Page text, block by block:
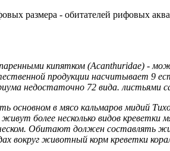
размера - обитателей рифовых
кипятком (Acanthuridae) -
продукции насчитывает 9
недостаточно 72 вида. листьями
основном в мясо кальмаров мидий
живут более несколько видов креветки
Обитают должен составлять
вокруг животный корм креветки